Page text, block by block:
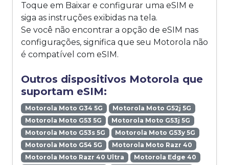
Toque em Baixar e configurar uma eSIM e
siga as instruções exibidas na tela.
Se você não encontrar a opção de eSIM nas
configurações, significa que seu Motorola não
é compatível com eSIM.
Outros dispositivos Motorola que
suportam eSIM:
Motorola Moto G34 5G
Motorola Moto G52j 5G
Motorola Moto G53 5G
Motorola Moto G53j 5G
Motorola Moto G53s 5G
Motorola Moto G53y 5G
Motorola Moto G54 5G
Motorola Moto Razr 40
Motorola Moto Razr 40 Ultra
Motorola Edge 40